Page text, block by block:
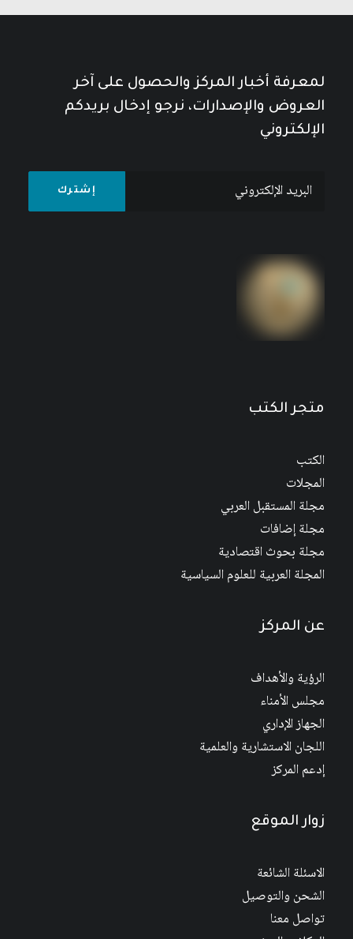
لمعرفة أخبار المركز والحصول على آخر
العروض والإصدارات، نرجو إدخال بريدكم
الإلكتروني
متجر الكتب
الكتب
المجلات
مجلة المستقبل العربي
مجلة إضافات
مجلة بحوث اقتصادية
المجلة العربية للعلوم السياسية
عن المركز
الرؤية والأهداف
مجلس الأمناء
الجهاز الإداري
اللجان الاستشارية والعلمية
إدعم المركز
زوار الموقع
الاسئلة الشائعة
الشحن والتوصيل
تواصل معنا